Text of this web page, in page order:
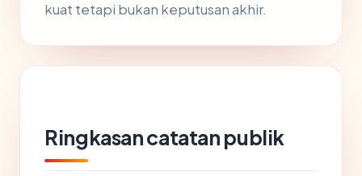
kuat tetapi bukan keputusan akhir.
Ringkasan catatan publik